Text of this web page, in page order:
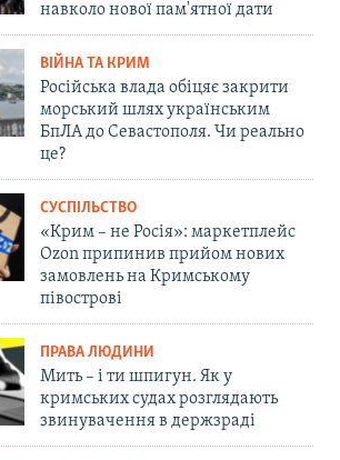
навколо нової пам'ятної дати
ВІЙНА ТА КРИМ
Російська влада обіцяє закрити
морський шлях українським
БпЛА до Севастополя. Чи реально
це?
СУСПІЛЬСТВО
«Крим – не Росія»: маркетплейс
Ozon припинив прийом нових
замовлень на Кримському
півострові
ПРАВА ЛЮДИНИ
Мить – і ти шпигун. Як у
кримських судах розглядають
звинувачення в держзраді